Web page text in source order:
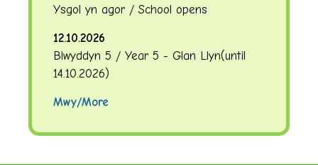
Ysgol yn agor / School opens
12.10.2026
Blwyddyn 5 / Year 5 - Glan Llyn(until
14.10.2026)
Mwy/More